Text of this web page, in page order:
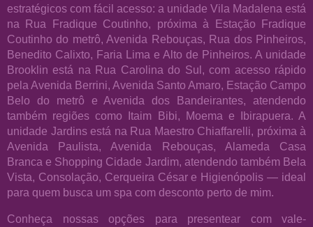
estratégicos com fácil acesso: a unidade Vila Madalena está
na Rua Fradique Coutinho, próxima à Estação Fradique
Coutinho do metrô, Avenida Rebouças, Rua dos Pinheiros,
Benedito Calixto, Faria Lima e Alto de Pinheiros. A unidade
Brooklin está na Rua Carolina do Sul, com acesso rápido
pela Avenida Berrini, Avenida Santo Amaro, Estação Campo
Belo do metrô e Avenida dos Bandeirantes, atendendo
também regiões como Itaim Bibi, Moema e Ibirapuera. A
unidade Jardins está na Rua Maestro Chiaffarelli, próxima à
Avenida Paulista, Avenida Rebouças, Alameda Casa
Branca e Shopping Cidade Jardim, atendendo também Bela
Vista, Consolação, Cerqueira César e Higienópolis — ideal
para quem busca um spa com desconto perto de mim.
Conheça nossas opções para presentear com vale-